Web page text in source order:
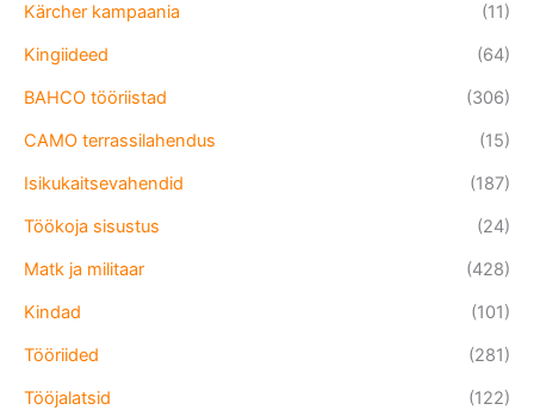
Kärcher kampaania
(11)
Kingiideed
(64)
BAHCO tööriistad
(306)
CAMO terrassilahendus
(15)
Isikukaitsevahendid
(187)
Töökoja sisustus
(24)
Matk ja militaar
(428)
Kindad
(101)
Tööriided
(281)
Tööjalatsid
(122)